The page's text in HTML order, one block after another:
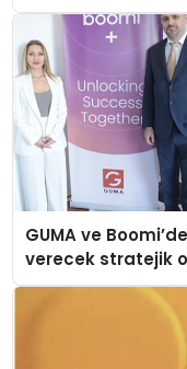
GUMA ve
verecek stratejik